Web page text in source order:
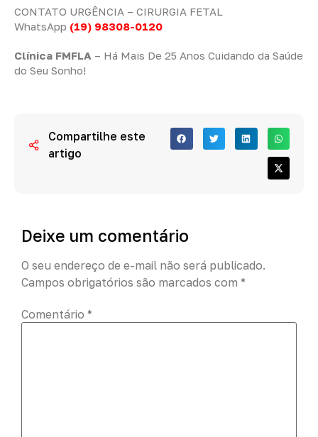
CONTATO URGÊNCIA – CIRURGIA FETAL
WhatsApp (19) 98308-0120
Clínica FMFLA – Há Mais De 25 Anos Cuidando da Saúde
do Seu Sonho!
Compartilhe este
artigo
Deixe um comentário
O seu endereço de e-mail não será publicado.
Campos obrigatórios são marcados com *
Comentário *